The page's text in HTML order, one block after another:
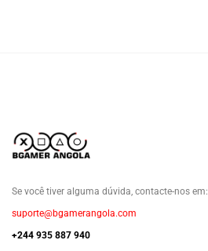
Se você tiver alguma dúvida, contacte-nos em:
suporte@bgamerangola.com
+244 935 887 940